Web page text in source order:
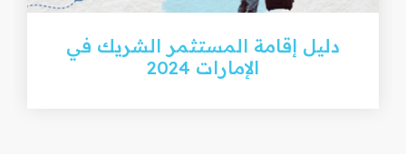
دليل إقامة المستثمر الشريك في
الإمارات 2024